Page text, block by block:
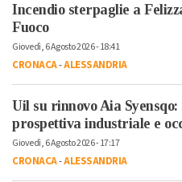
Incendio sterpaglie a
Fuoco
Giovedì, 6 Agosto 2026 - 18:41
CRONACA-ALESSANDRIA
Uil su rinnovo Aia
prospettiva industriale e
Giovedì, 6 Agosto 2026 - 17:17
CRONACA-ALESSANDRIA